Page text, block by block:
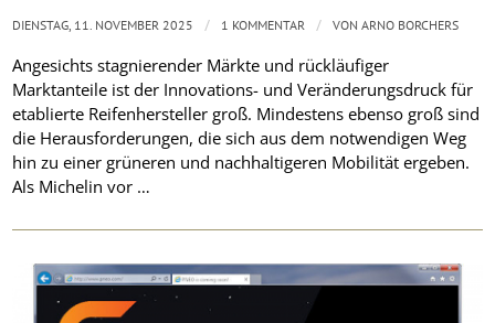
Angesichts stagnierender Märkte und rückläufiger
Marktanteile ist der Innovations- und Veränderungsdruck für
etablierte Reifenhersteller groß. Mindestens ebenso groß sind
die Herausforderungen, die sich aus dem notwendigen Weg
hin zu einer grüneren und nachhaltigeren Mobilität ergeben.
Als Michelin vor …
DIENSTAG, 11. NOVEMBER 2025 / 1 KOMMENTAR / VONARNO BORCHERS